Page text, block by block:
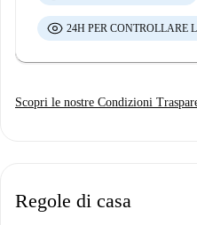
24H PER CONTROLLARE
Scopri le nostre Condizioni
Regole di casa